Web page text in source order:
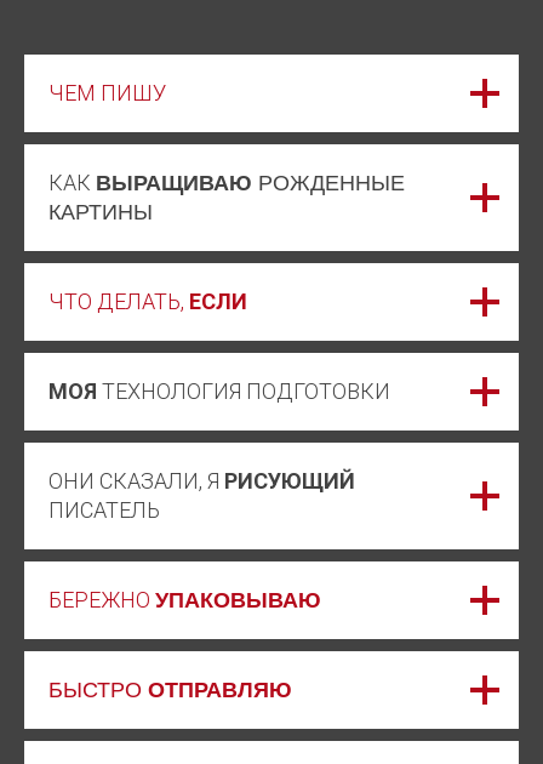
ЧЕМ ПИШУ
КАК ВЫРАЩИВАЮ РОЖДЕННЫЕ
КАРТИНЫ
ЧТО ДЕЛАТЬ, ЕСЛИ
МОЯ ТЕХНОЛОГИЯ ПОДГОТОВКИ
ОНИ СКАЗАЛИ, Я РИСУЮЩИЙ
ПИСАТЕЛЬ
БЕРЕЖНО УПАКОВЫВАЮ
БЫСТРО ОТПРАВЛЯЮ